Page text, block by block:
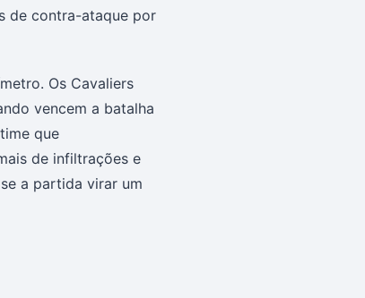
de contra-ataque por
Os Cavaliers
vencem a batalha
que
de infiltrações e
a partida virar um